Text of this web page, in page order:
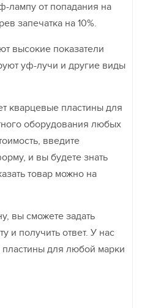
лампу от попадания на
запечатка на 10%.
высокие показатели
уф-лучи и другие виды
кварцевые пластины для
оборудования любых
введите
и вы будете знать
товар можно на
вы сможете задать
и получить ответ. У нас
для любой марки